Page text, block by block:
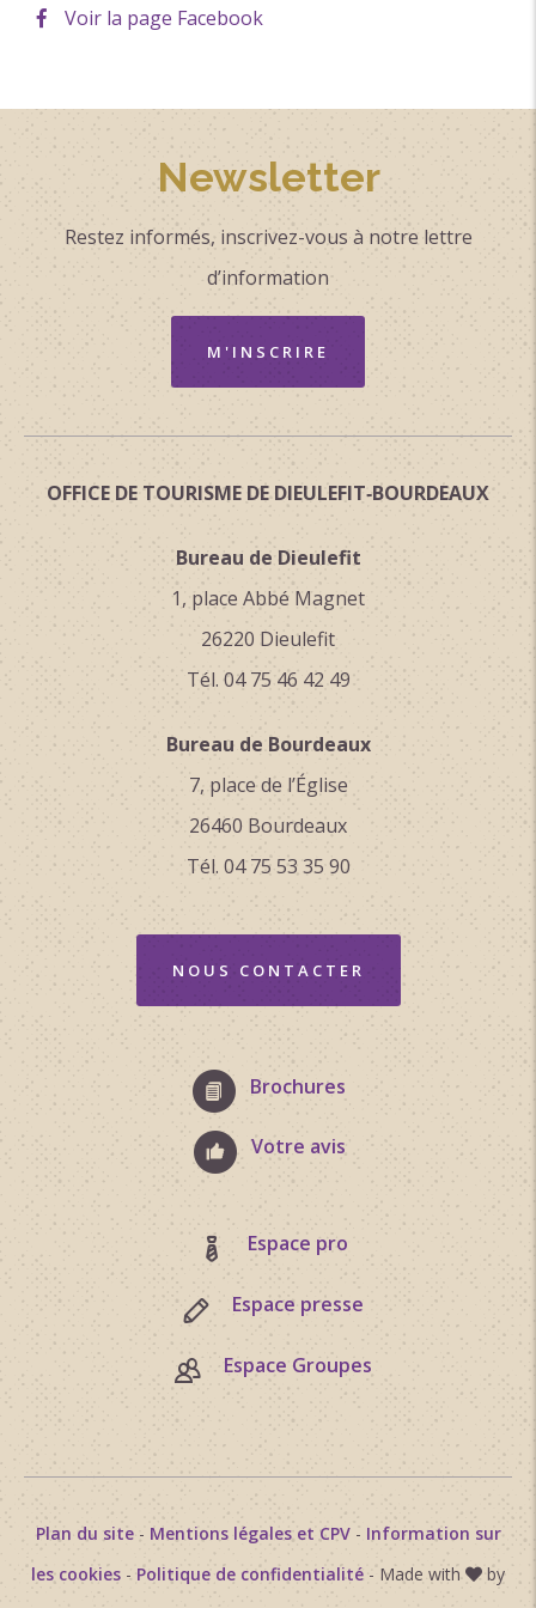
Voir la page Facebook
Newsletter
Restez informés, inscrivez-vous à notre lettre
d’information
M'INSCRIRE
OFFICE DE TOURISME DE DIEULEFIT‑BOURDEAUX
Bureau de Dieulefit
1, place Abbé Magnet
26220 Dieulefit
Tél. 04 75 46 42 49
Bureau de Bourdeaux
7, place de l’Église
26460 Bourdeaux
Tél. 04 75 53 35 90
NOUS CONTACTER
Brochures
Votre avis
Espace pro
Espace presse
Espace Groupes
Plan du site- Mentions légales et CPV- Information sur
les cookies - Politique de confidentialité - Made with
by